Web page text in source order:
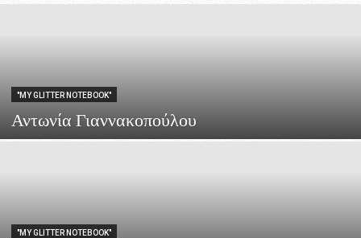
"MY GLITTER NOTEBOOK"
Αντωνία Γιαννακοπούλου
"MY GLITTER NOTEBOOK"